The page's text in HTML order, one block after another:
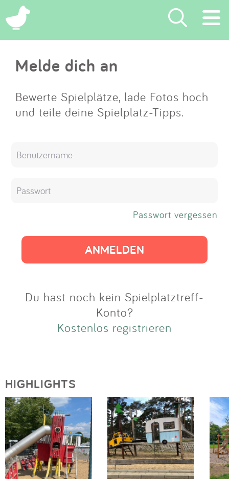
×
Suchen
Eintragen
App
Melde dich an
Bewerte Spielplätze, lade Fotos hoch
und teile deine Spielplatz-Tipps.
Passwort vergessen
Du hast noch kein Spielplatztreff-
Konto?
Kostenlos registrieren
HIGHLIGHTS